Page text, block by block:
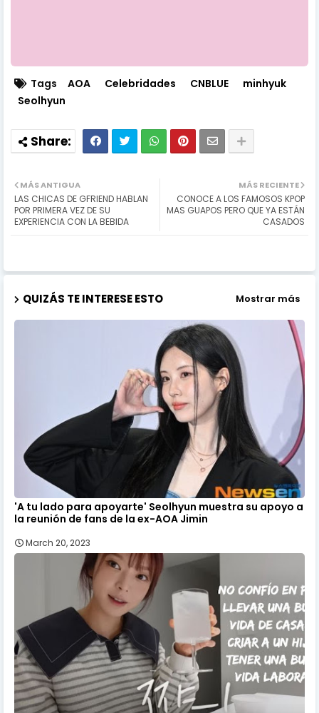
Tags AOA Celebridades CNBLUE
minhyuk
Seolhyun
MÁS RECIENTE
CONOCE A LOS FAMOSOS KPOP
MAS GUAPOS PERO QUE YA ESTÁN
CASADOS
MÁS ANTIGUA
LAS CHICAS DE GFRIEND HABLAN
POR PRIMERA VEZ DE SU
EXPERIENCIA CON LA BEBIDA
QUIZÁS TE INTERESE ESTO Mostrar más
'A tu lado para apoyarte' Seolhyun muestra su apoyo a
la reunión de fans de la ex-AOA Jimin
March 20, 2023